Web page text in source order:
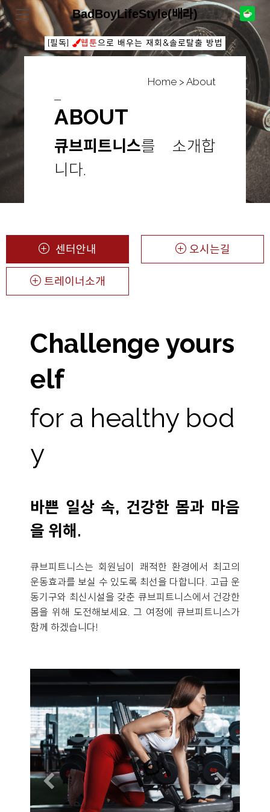
BadBoyLifeStyle(배라)
[필독] 웹툰으로 배우는 재회&솔로탈출 방법
Home > About
ABOUT
큐브피트니스를 소개합
니다.
센터안내 오시는길
트레이너소개
Challenge yours
elf
for a healthy bod
y
바쁜 일상 속, 건강한 몸과 마음
을 위해.
큐브피트니스는 회원님이 쾌적한 환경에서 최고의
운동효과를 보실 수 있도록 최선을 다합니다. 고급 운
동기구와 최신시설을 갖춘 큐브피트니스에서 건강한
몸을 위해 도전해보세요. 그 여정에 큐브피트니스가
함께 하겠습니다!
Previous Next